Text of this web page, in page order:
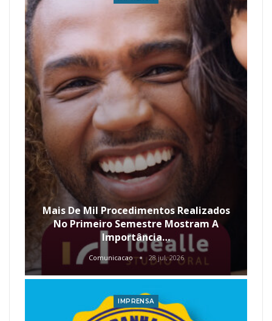
Mais De Mil Procedimentos Realizados
No Primeiro Semestre Mostram A
Importância…
Comunicacao 28 jul, 2026
IMPRENSA